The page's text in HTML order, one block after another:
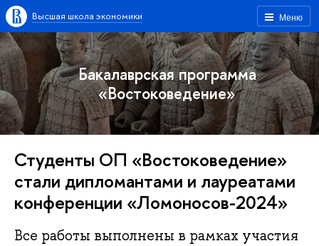
Меню
Высшая школа экономики
Бакалаврская программа
«Востоковедение»
Студенты ОП «Востоковедение»
стали дипломантами и лауреатами
конференции «Ломоносов-2024»
Все работы выполнены в рамках участия